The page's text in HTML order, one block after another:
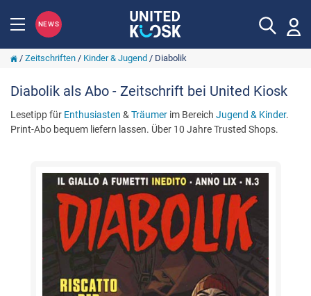
NEWS
/ Zeitschriften/ Kinder & Jugend / Diabolik
Diabolik als Abo - Zeitschrift bei United Kiosk
Lesetipp für Enthusiasten & Träumer im Bereich Jugend & Kinder.
Print-Abo bequem liefern lassen. Über 10 Jahre Trusted Shops.